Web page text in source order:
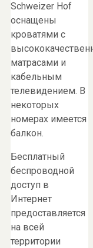
Schweizer Hof
оснащены
кроватями с
матрасами и
кабельным
телевидением. В
некоторых
номерах имеется
балкон.
Бесплатный
беспроводной
доступ в
Интернет
предоставляется
на всей
территории